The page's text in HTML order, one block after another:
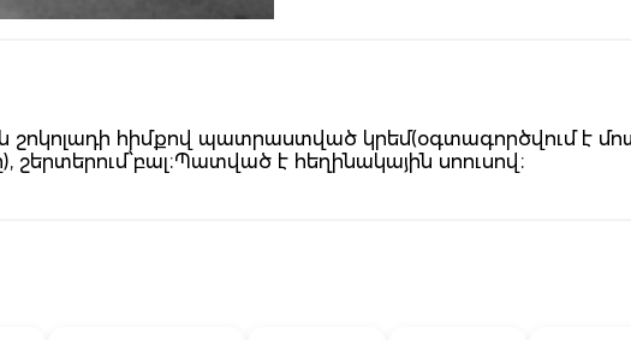
շոկոլադի հիմքով պատրաստված կրեմ(օգտագործվում է
է հեղինակային սոուսով։